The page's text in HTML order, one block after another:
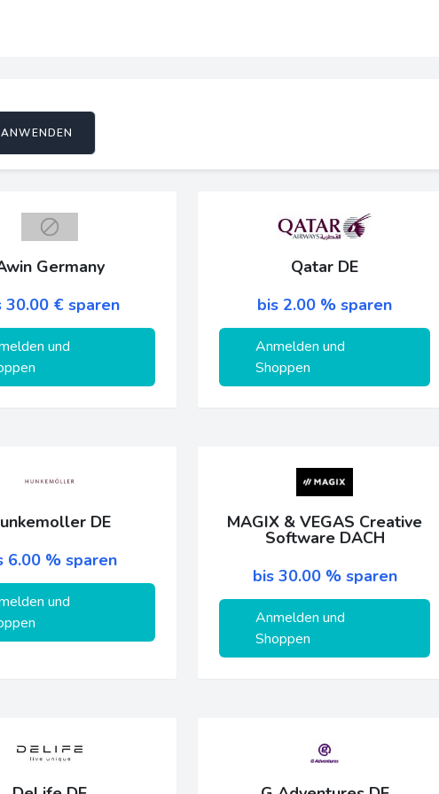
ANWENDEN
Germany
30.00 € sparen
und
Qatar DE
bis 2.00 % sparen
Anmelden und
Shoppen
DE
6.00 % sparen
und
MAGIX & VEGAS Creative
Software DACH
bis 30.00 % sparen
Anmelden und
Shoppen